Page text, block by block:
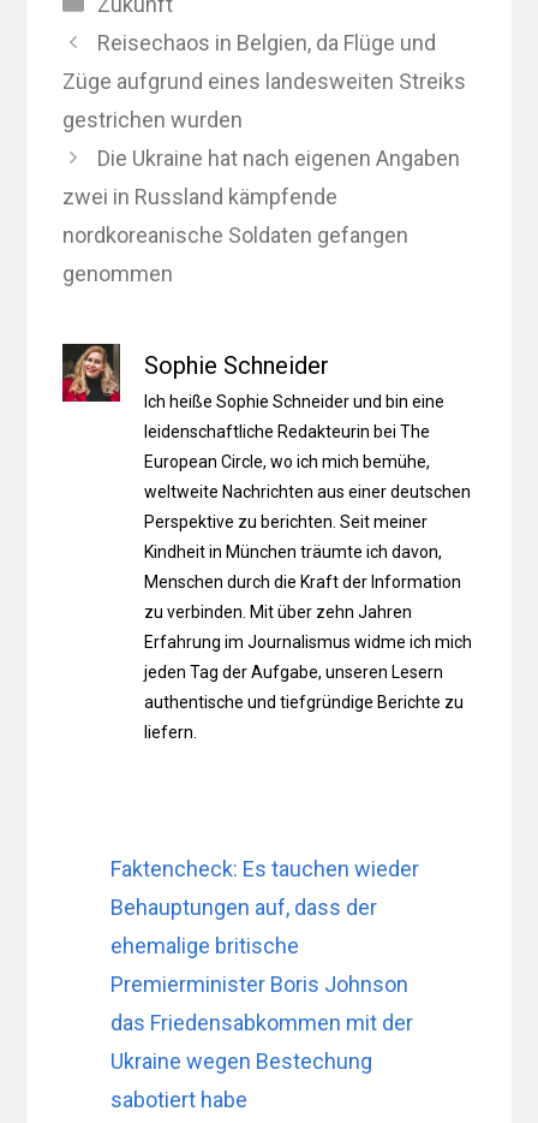
Reisechaos in Belgien, da Flüge und
Züge aufgrund eines landesweiten Streiks
gestrichen wurden
Die Ukraine hat nach eigenen Angaben
zwei in Russland kämpfende
nordkoreanische Soldaten gefangen
genommen
Sophie Schneider
Ich heiße Sophie Schneider und bin eine
leidenschaftliche Redakteurin bei The
European Circle, wo ich mich bemühe,
weltweite Nachrichten aus einer deutschen
Perspektive zu berichten. Seit meiner
Kindheit in München träumte ich davon,
Menschen durch die Kraft der Information
zu verbinden. Mit über zehn Jahren
Erfahrung im Journalismus widme ich mich
jeden Tag der Aufgabe, unseren Lesern
authentische und tiefgründige Berichte zu
liefern.
Faktencheck: Es tauchen wieder
Behauptungen auf, dass der
ehemalige britische
Premierminister Boris Johnson
das Friedensabkommen mit der
Ukraine wegen Bestechung
sabotiert habe